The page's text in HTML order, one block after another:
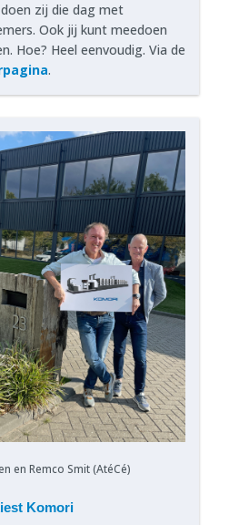
zij die dag met
Ook jij kunt meedoen
Hoe? Heel eenvoudig. Via de
.
en Remco Smit (AtéCé)
Komori